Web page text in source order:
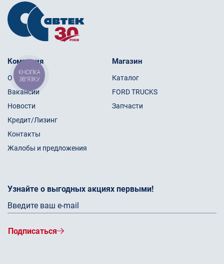
Компания
О нас
Вакансии
Новости
Кредит/Лизинг
Контакты
Жалобы и предложения
Магазин
Каталог
FORD TRUCKS
Запчасти
Узнайте о выгодных акциях первыми!
Подписаться
КНОПКА
ЗВ'ЯЗКУ